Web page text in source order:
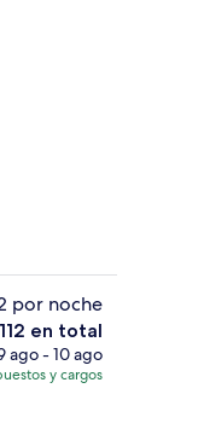
de estar
por noche
en total
ago - 10 ago
y cargos